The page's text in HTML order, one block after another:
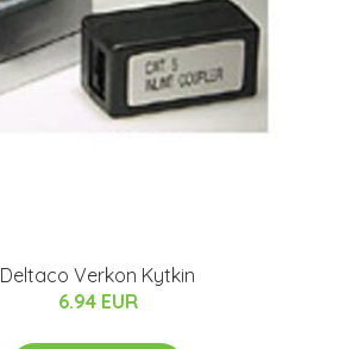
Deltaco Verkon Kytkin
6.94 EUR